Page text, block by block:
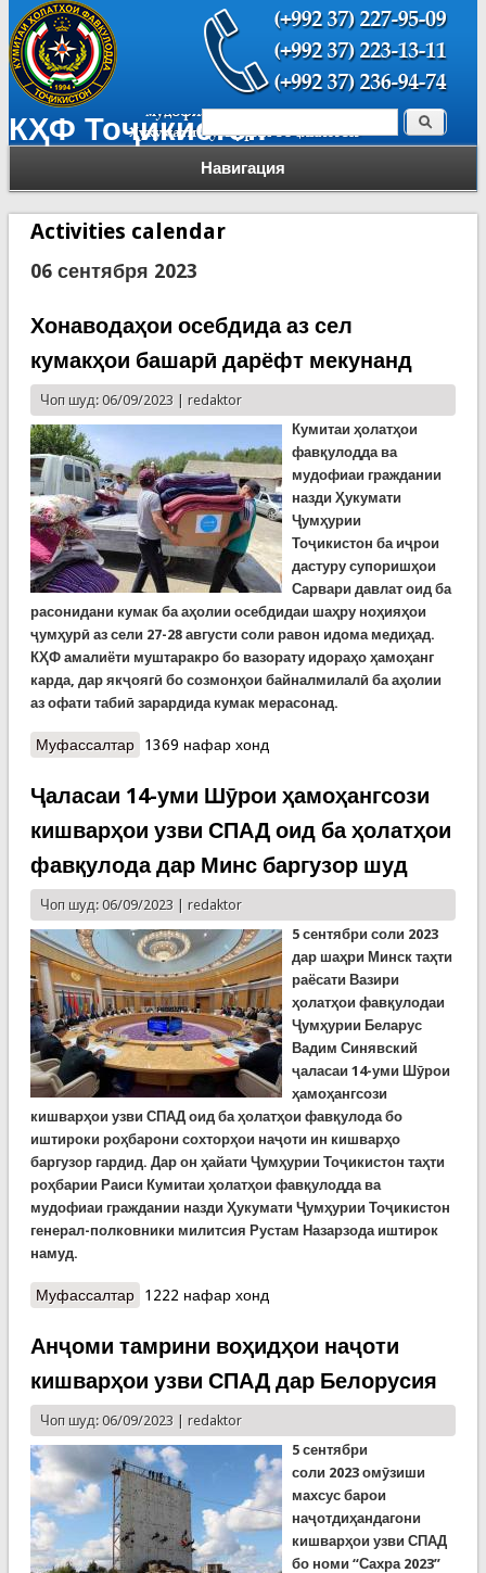
КҲФ Тоҷикистон
Навигация
Форма поиска Поиск
Activities calendar
06 сентября 2023
Хонаводаҳои осебдида аз сел
кумакҳои башарӣ дарёфт мекунанд
Чоп шуд: 06/09/2023 | redaktor
Кумитаи ҳолатҳои
фавқулодда ва
мудофиаи граждании
назди Ҳукумати
Ҷумҳурии
Тоҷикистон баиҷрои
дастуру супоришҳои
Сарвари давлат оид ба
расонидани кумак ба аҳолии осебдидаи шаҳру ноҳияҳои
ҷумҳурӣ аз сели 27-28 августи соли равон идома медиҳад.
КҲФ амалиёти муштаракро бо вазорату идораҳо ҳамоҳанг
карда, дар якҷоягӣ бо созмонҳои байналмилалӣ ба аҳолии
аз офати табиӣ зарардида кумак мерасонад.
Муфассалтаро Хонаводаҳои осебдида аз сел кумакҳои
1369 нафар хонд
Ҷаласаи 14-уми Шӯрои ҳамоҳангсози
кишварҳои узви СПАД оид ба ҳолатҳои
фавқулода дар Минс баргузор шуд
Чоп шуд: 06/09/2023 | redaktor
5 сентябри соли 2023
дар шаҳри Минск таҳти
раёсати Вазири
ҳолатҳои фавқулодаи
Ҷумҳурии Беларус
Вадим Синявский
ҷаласаи 14-уми Шӯрои
ҳамоҳангсози
кишварҳои узви СПАД оид ба ҳолатҳои фавқулода бо
иштироки роҳбарони сохторҳои наҷоти ин кишварҳо
баргузор гардид. Дар он ҳайати Ҷумҳурии Тоҷикистон таҳти
роҳбарии Раиси Кумитаи ҳолатҳои фавқулодда ва
мудофиаи граждании назди Ҳукумати Ҷумҳурии Тоҷикистон
генерал-полковники милитсия Рустам Назарзода иштирок
намуд.
Муфассалтаро Ҷаласаи 14-уми Шӯрои ҳамоҳангсози
фавқулода дар Минс баргузор шуд
1222 нафар хонд
Анҷоми тамрини воҳидҳои наҷоти
кишварҳои узви СПАД дар Белорусия
Чоп шуд: 06/09/2023 | redaktor
5 сентябри
соли 2023 омӯзиши
махсус барои
наҷотдиҳандагони
кишварҳои узви СПАД
бо номи “Сахра 2023”